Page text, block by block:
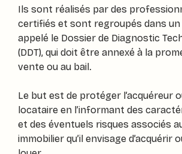
Ils sont réalisés par des
certifiés et sont regroupés dans un
appelé le Dossier de Diagnostic
(DDT), qui doit être annexé à la
vente ou au bail.
Le but est de protéger l’acquéreur
locataire en l’informant des
et des éventuels risques associés
immobilier qu’il envisage d’acquérir